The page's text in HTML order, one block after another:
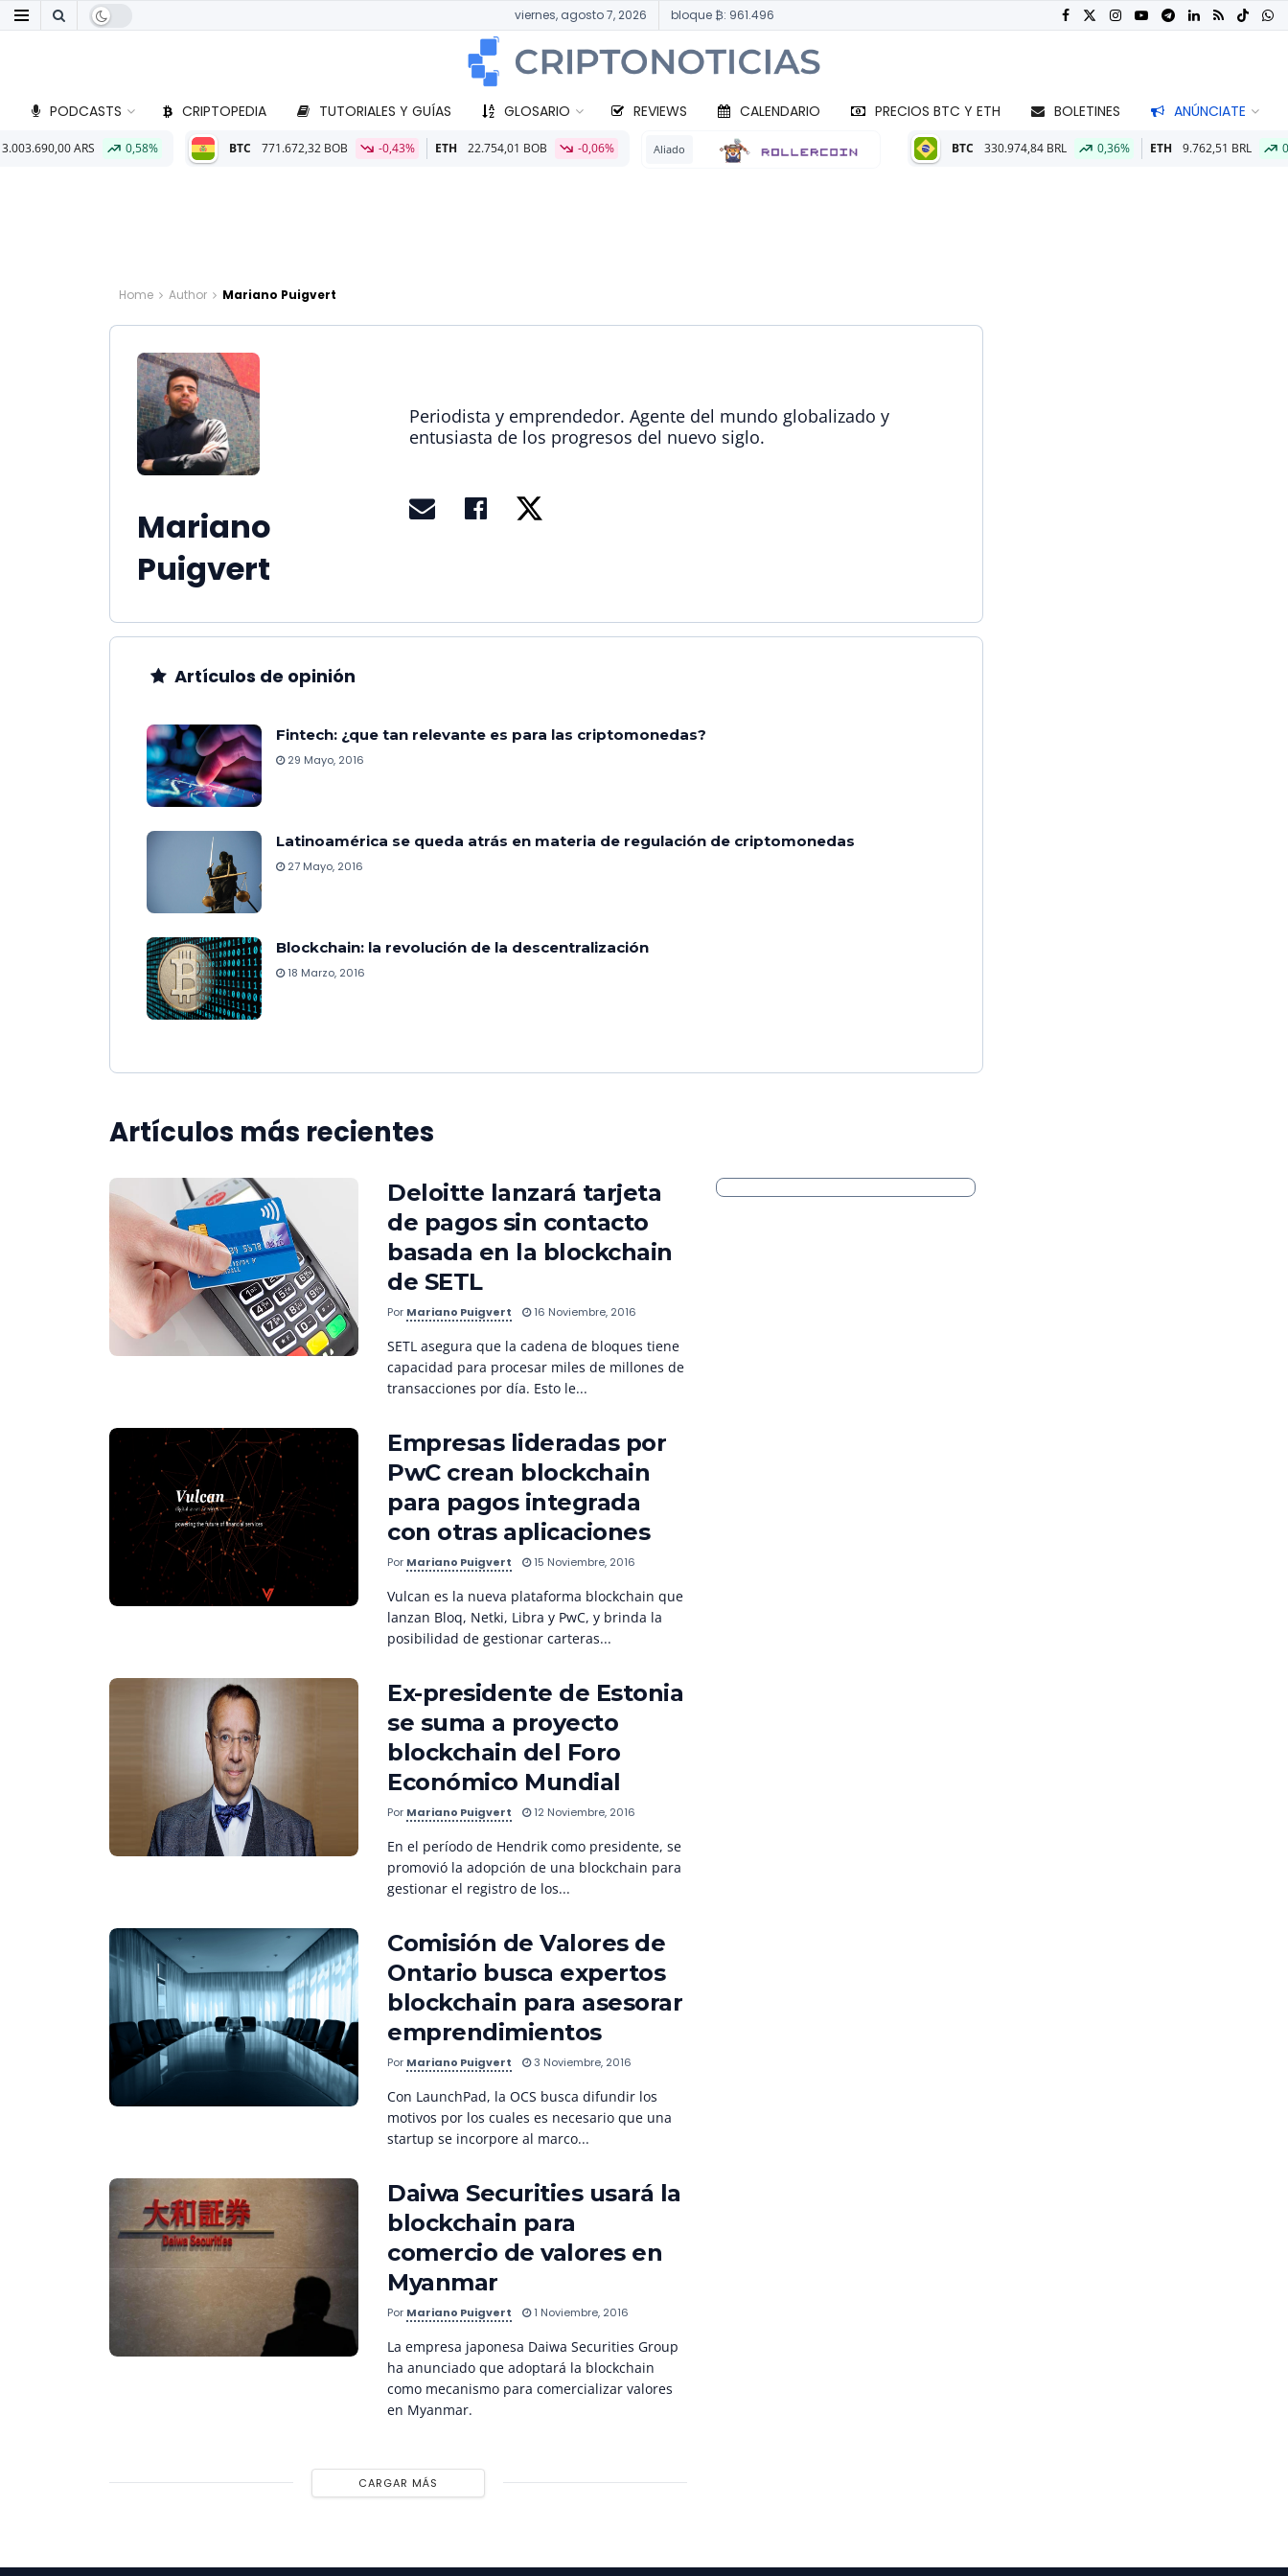
viernes, agosto 7, 2026 bloque ₿: 961.496
PODCASTS CRIPTOPEDIA TUTORIALES Y GUÍAS GLOSARIO REVIEWS CALENDARIO PRECIOS BTC Y ETH BOLETINES ANÚNCIATE
0,58% BTC 771.672,32 BOB -0,43% ETH 22.754,01 BOB -0,06% Aliado 330.974,84 BRL 0,36% ETH 9.762,51 BRL 0,33%
Home Author Mariano Puigvert
Mariano
Puigvert
Periodista y emprendedor. Agente del mundo globalizado y
entusiasta de los progresos del nuevo siglo.
Artículos de opinión
Fintech: ¿que tan relevante es para las criptomonedas?
29 Mayo, 2016
Latinoamérica se queda atrás en materia de regulación de criptomonedas
27 Mayo, 2016
Blockchain: la revolución de la descentralización
18 Marzo, 2016
Artículos más recientes
Deloitte lanzará tarjeta
de pagos sin contacto
basada en la blockchain
de SETL
Por Mariano Puigvert 16 Noviembre, 2016
SETL asegura que la cadena de bloques tiene
capacidad para procesar miles de millones de
transacciones por día. Esto le...
Empresas lideradas por
PwC crean blockchain
para pagos integrada
con otras aplicaciones
Por Mariano Puigvert 15 Noviembre, 2016
Vulcan es la nueva plataforma blockchain que
lanzan Bloq, Netki, Libra y PwC, y brinda la
posibilidad de gestionar carteras...
Ex-presidente de Estonia
se suma a proyecto
blockchain del Foro
Económico Mundial
Por Mariano Puigvert 12 Noviembre, 2016
En el período de Hendrik como presidente, se
promovió la adopción de una blockchain para
gestionar el registro de los...
Comisión de Valores de
Ontario busca expertos
blockchain para asesorar
emprendimientos
Por Mariano Puigvert 3 Noviembre, 2016
Con LaunchPad, la OCS busca difundir los
motivos por los cuales es necesario que una
startup se incorpore al marco...
Daiwa Securities usará la
blockchain para
comercio de valores en
Myanmar
Por Mariano Puigvert 1 Noviembre, 2016
La empresa japonesa Daiwa Securities Group
ha anunciado que adoptará la blockchain
como mecanismo para comercializar valores
en Myanmar.
CARGAR MÁS